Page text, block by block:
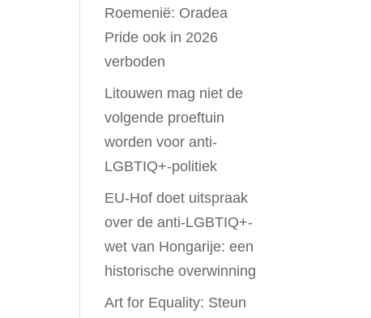
Roemenië: Oradea
Pride ook in 2026
verboden
Litouwen mag niet de
volgende proeftuin
worden voor anti-
LGBTIQ+-politiek
EU-Hof doet uitspraak
over de anti-LGBTIQ+-
wet van Hongarije: een
historische overwinning
Art for Equality: Steun